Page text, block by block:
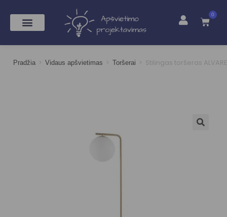
0
Pradžia > Vidaus apšvietimas > Toršerai > Stilingas toršeras